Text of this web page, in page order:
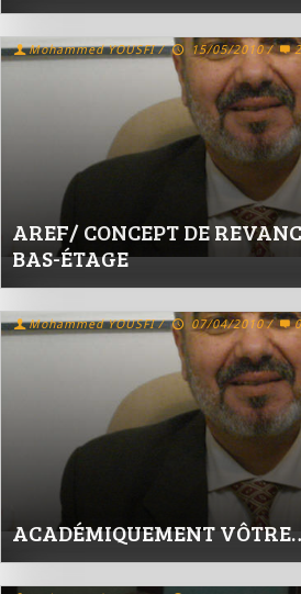
AREF/ CONCEPT DE
BAS-ÉTAGE
Mohammed YOUSFI / 15/05/2010 /
ACADÉMIQUEMENT
Mohammed YOUSFI / 07/04/2010 /